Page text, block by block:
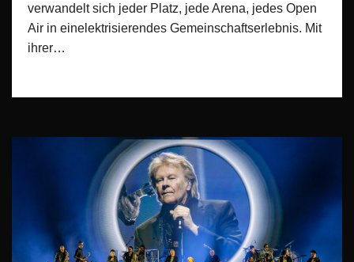
verwandelt sich jeder Platz, jede Arena, jedes Open
Air in einelektrisierendes Gemeinschaftserlebnis. Mit
ihrer…